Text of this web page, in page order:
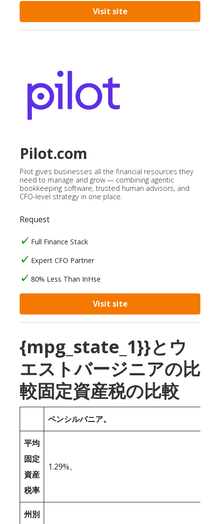
Visit site
Pilot.com
Pilot gives businesses all the financial resources they
need to manage and grow — combining agentic
bookkeeping software, trusted human advisors, and
CFO-level strategy in one place.
Request
Full Finance Stack
Expert CFO Partner
80% Less Than InHse
Visit site
{mpg_state_1}}とウ
エストバージニアの比
較固定資産税の比較
ペンシルバニア。
平均
固定
資産
税率
1.29%。
州別